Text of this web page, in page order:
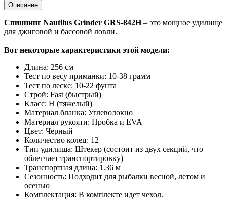
Описание
Спиннинг Nautilus Grinder GRS-842H– это мощное удилище
для джиговой и бассовой ловли.
Вот некоторые характеристики этой модели:
Длина: 256 см
Тест по весу приманки: 10-38 грамм
Тест по леске: 10-22 фунта
Строй: Fast (быстрый)
Класс: H (тяжелый)
Материал бланка: Углеволокно
Материал рукояти: Пробка и EVA
Цвет: Черный
Количество колец: 12
Тип удилища: Штекер (состоит из двух секций, что
облегчает транспортировку)
Транспортная длина: 1.36 м
Сезонность: Подходит для рыбалки весной, летом и
осенью
Комплектация: В комплекте идет чехол.